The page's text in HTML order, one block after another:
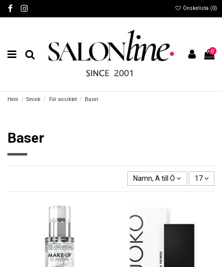
Önskelista (0)
0
Hem Smink För ansiktet Baser
Baser
Namn, A till Ö 17